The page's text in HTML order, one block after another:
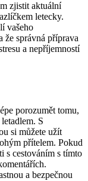
zjistit aktuální
letecky.
vašeho
že správná příprava
a nepříjemností
porozumět tomu,
S
si můžete užít
přítelem. Pokud
s cestováním s tímto
a bezpečnou